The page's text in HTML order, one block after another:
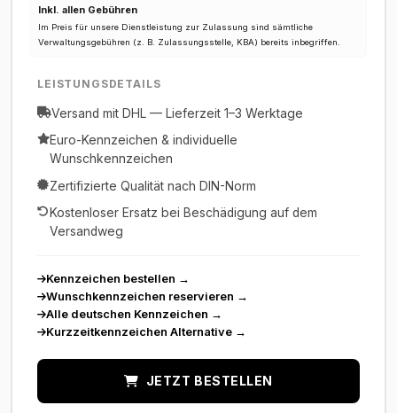
Inkl. allen Gebühren
Im Preis für unsere Dienstleistung zur Zulassung sind sämtliche
Verwaltungsgebühren (z. B. Zulassungsstelle, KBA) bereits inbegriffen.
LEISTUNGSDETAILS
Versand mit DHL — Lieferzeit 1–3 Werktage
Euro-Kennzeichen & individuelle
Wunschkennzeichen
Zertifizierte Qualität nach DIN-Norm
Kostenloser Ersatz bei Beschädigung auf dem
Versandweg
Kennzeichen bestellen →
Wunschkennzeichen reservieren →
Alle deutschen Kennzeichen →
Kurzzeitkennzeichen Alternative →
JETZT BESTELLEN